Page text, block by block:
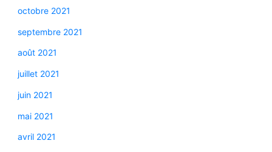
octobre 2021
septembre 2021
août 2021
juillet 2021
juin 2021
mai 2021
avril 2021